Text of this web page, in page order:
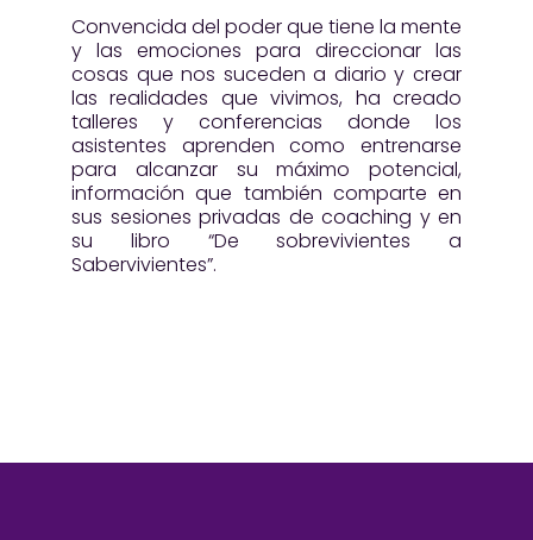
Convencida del poder que tiene la mente
y las emociones para direccionar las
cosas que nos suceden a diario y crear
las realidades que vivimos, ha creado
talleres y conferencias donde los
asistentes aprenden como entrenarse
para alcanzar su máximo potencial,
información que también comparte en
sus sesiones privadas de coaching y en
su libro “De sobrevivientes a
Sabervivientes”.